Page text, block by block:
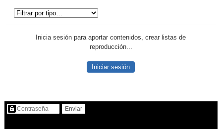
Inicia sesión para aportar contenidos, crear listas de
reproducción...
Iniciar sesión
Contenido protegido…